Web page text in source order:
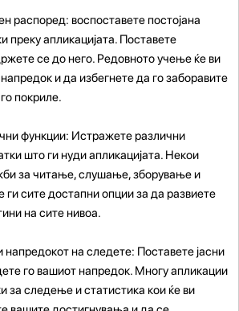
распоред: воспоставете постојана
преку апликацијата. Поставете
се до него. Редовното учење ќе ви
и да избегнете да го заборавите
покриле.
функции: Истражете различни
што ги нуди апликацијата. Некои
за читање, слушање, зборување и
сите достапни опции за да развиете
на сите нивоа.
напредокот на следете: Поставете јасни
го вашиот напредок. Многу апликации
за следење и статистика кои ќе ви